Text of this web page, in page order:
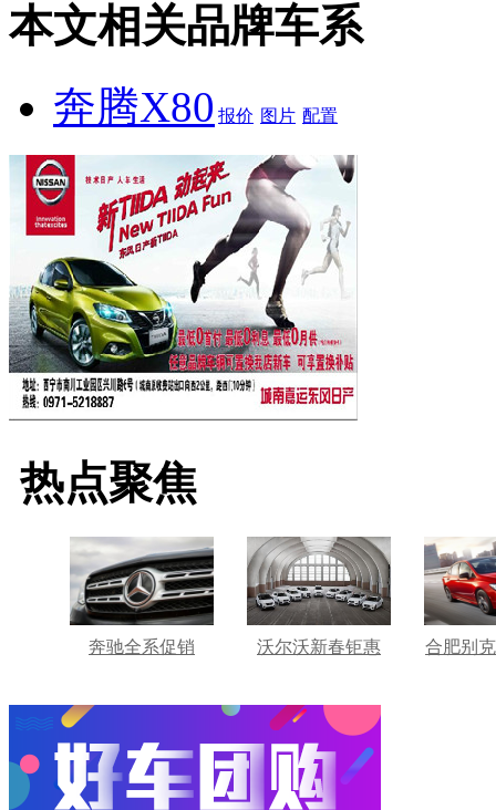
本文相关品牌车系
奔腾X80 报价 图片 配置
热点聚焦
奔驰全系促销 沃尔沃新春钜惠 合肥别